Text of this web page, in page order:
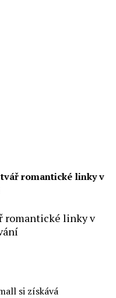
romantické linky v
romantické linky v
si získává